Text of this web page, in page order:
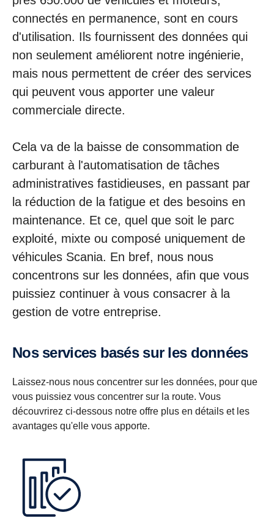
connectés en permanence, sont en cours
d'utilisation. Ils fournissent des données qui
non seulement améliorent notre ingénierie,
mais nous permettent de créer des services
qui peuvent vous apporter une valeur
commerciale directe.
Cela va de la baisse de consommation de
carburant à l'automatisation de tâches
administratives fastidieuses, en passant par
la réduction de la fatigue et des besoins en
maintenance. Et ce, quel que soit le parc
exploité, mixte ou composé uniquement de
véhicules Scania. En bref, nous nous
concentrons sur les données, afin que vous
puissiez continuer à vous consacrer à la
gestion de votre entreprise.
Nos services basés sur les données
Laissez-nous nous concentrer sur les données, pour que
vous puissiez vous concentrer sur la route. Vous
découvrirez ci-dessous notre offre plus en détails et les
avantages qu'elle vous apporte.